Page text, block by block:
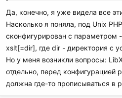
Да, конечно, я уже видела все
Насколько я поняла, под Unix
сконфигурирован с
xslt[=dir], где dir - директория с
Но у меня возникли вопросы:
отдельно, перед конфигурацией
должна где-то прописываться в